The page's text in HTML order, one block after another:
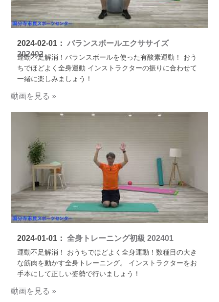
2024-02-01： バランスボールエクササイズ
202402
運動不足解消！バランスボールを使った有酸素運動！ おう
ちでほどよく全身運動 インストラクターの振りに合わせて
一緒に楽しみましょう！
動画を見る »
2024-01-01： 全身トレーニング初級 202401
運動不足解消！ おうちでほどよく全身運動！数種目の大き
な筋肉を動かす全身トレーニング。 インストラクターをお
手本にして正しい姿勢で行いましょう！
動画を見る »